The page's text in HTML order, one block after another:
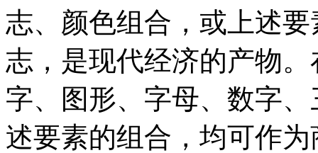
志、颜色组合，或上述
志，是现代经济的产物
字、图形、字母、数字
述要素的组合，均可作